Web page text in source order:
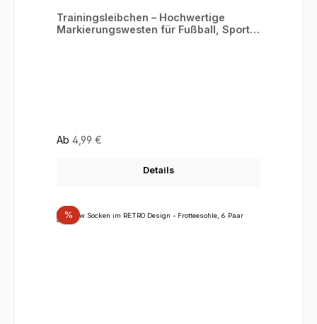
Trainingsleibchen – Hochwertige
Markierungswesten für Fußball, Sport &
Regulärer Preis:
Ab 4,99 €
Details
%Rabatt